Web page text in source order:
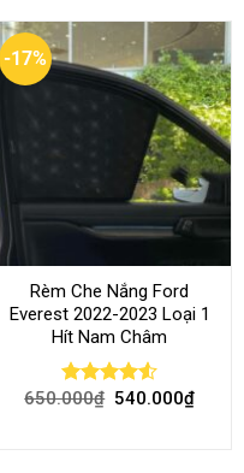
-17%
Rèm Che Nắng Ford
Everest 2022-2023 Loại 1
Hít Nam Châm
Rated4.51
650.000₫ 540.000₫